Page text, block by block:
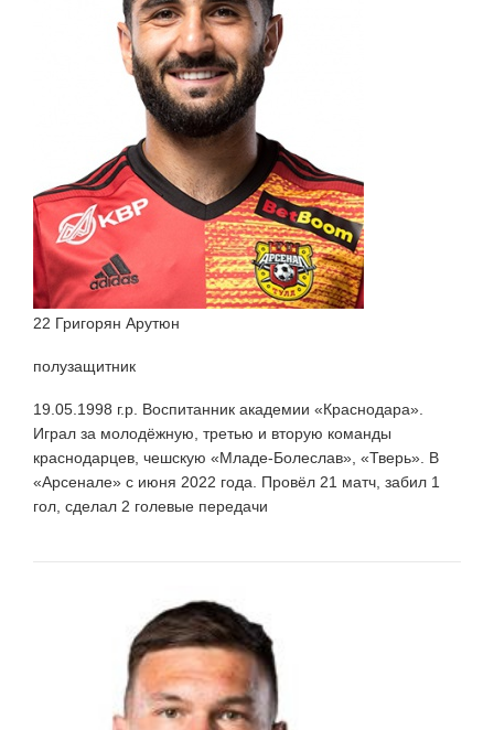
22 Григорян Арутюн
полузащитник
19.05.1998 г.р. Воспитанник академии «Краснодара».
Играл за молодёжную, третью и вторую команды
краснодарцев, чешскую «Младе-Болеслав», «Тверь». В
«Арсенале» с июня 2022 года. Провёл 21 матч, забил 1
гол, сделал 2 голевые передачи